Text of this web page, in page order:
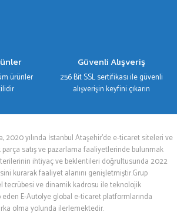
ürünler
Güvenli Alışveriş
256 Bit SSL sertifikası ile güvenli
alışverişin keyfini çıkarın
2020 yılında İstanbul Ataşehir’de e-ticaret siteleri ve
satış ve pazarlama faaliyetlerinde bulunmak
ihtiyaç ve beklentileri doğrultusunda 2022
kurarak faaliyet alanını genişletmiştir.Grup
tecrübesi ve dinamik kadrosu ile teknolojik
E-Autolye global e-ticaret platformlarında
olma yolunda ilerlemektedir.